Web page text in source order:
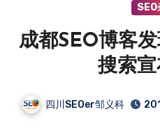
SEO
成都SEO博客
搜索宣
四川SEOer邹义科